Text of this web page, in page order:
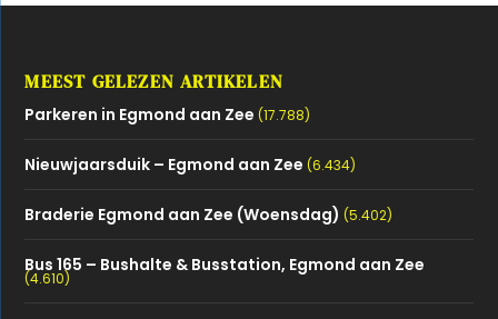
MEEST GELEZEN ARTIKELEN
Parkeren in Egmond aan Zee (17.788)
Nieuwjaarsduik – Egmond aan Zee (6.434)
Braderie Egmond aan Zee (Woensdag) (5.402)
Bus 165 – Bushalte & Busstation, Egmond aan Zee
(4.610)